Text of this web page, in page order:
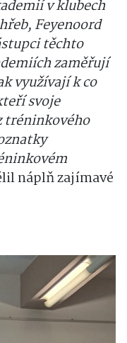
v klubech
Feyenoord
těchto
zaměřují
využívají k co
svoje
tréninkového
náplň zajímavé